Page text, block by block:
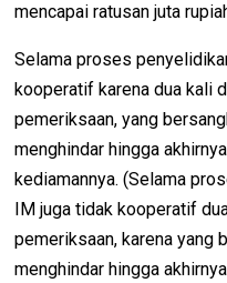
mencapai ratusan juta
Selama proses
kooperatif karena dua kali
pemeriksaan, yang
menghindar hingga
kediamannya. (Selama
IM juga tidak kooperatif
pemeriksaan, karena yang
menghindar hingga